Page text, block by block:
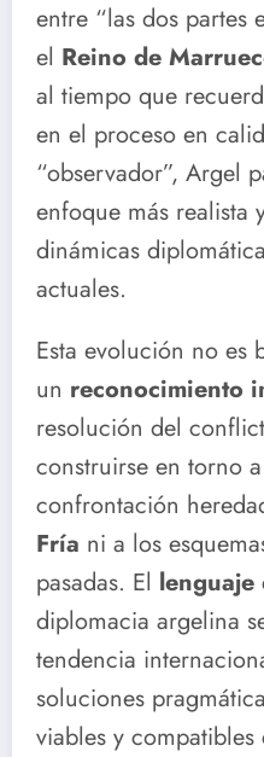
entre “las dos partes
el Reino de
al tiempo que
en el proceso en
“observador”, Argel
enfoque más realista
dinámicas
actuales.
Esta evolución no es
un reconocimiento
resolución del
construirse en torno
confrontación
Fría ni a los
pasadas. El lenguaje
diplomacia argelina
tendencia
soluciones
viables y